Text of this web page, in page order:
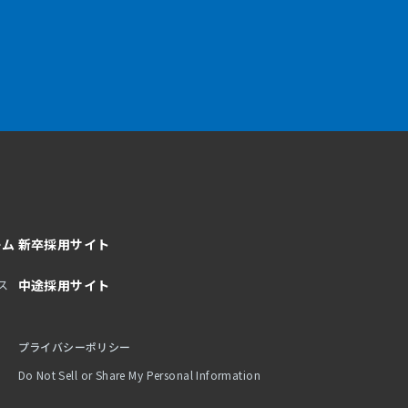
新卒採用サイト
中途採用サイト
プライバシーポリシー
Do Not Sell or Share My Personal Information